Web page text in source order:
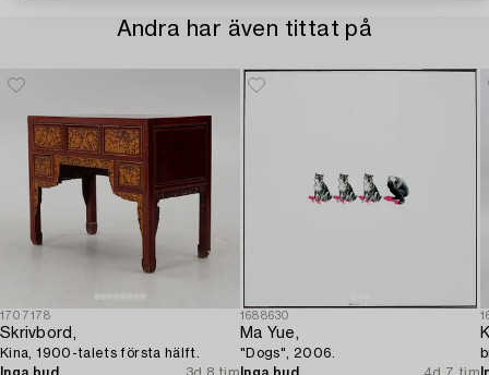
Andra har även tittat på
1707178
Skrivbord,
Kina, 1900-talets första hälft.
1688630
Ma Yue,
"Dogs", 2006.